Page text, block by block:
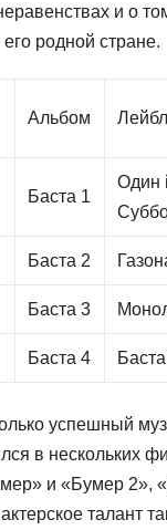
и о
родной стране.
Альбом Лейбл
Баста 1
Один
Баста 2
Баста 3
Баста 4
успешный
в нескольких
и «Бумер 2»,
талант